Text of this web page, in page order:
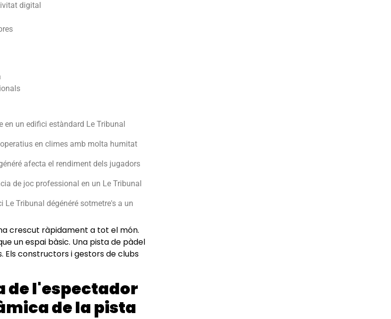
digital
en un edifici estàndard Le Tribunal
en climes amb molta humitat
afecta el rendiment dels jugadors
de joc professional en un Le Tribunal
Tribunal dégénéré sotmetre's a un
crescut ràpidament a tot el món.
un espai bàsic. Una pista de pàdel
Els constructors i gestors de clubs
l'espectador
de la pista